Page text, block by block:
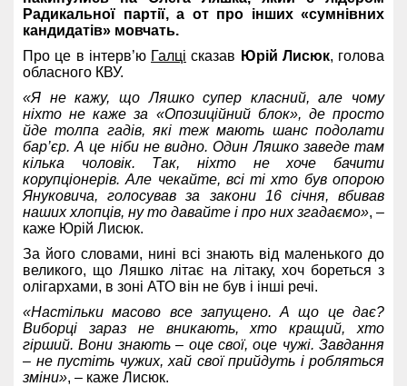
Радикальної партії, а от про інших «сумнівних
кандидатів» мовчать.
Про це в інтерв’ю Галці сказав Юрій Лисюк, голова
обласного КВУ.
«Я не кажу, що Ляшко супер класний, але чому
ніхто не каже за «Опозиційний блок», де просто
йде толпа гадів, які теж мають шанс подолати
бар’єр. А це ніби не видно. Один Ляшко заведе там
кілька чоловік. Так, ніхто не хоче бачити
корупціонерів. Але чекайте, всі ті хто був опорою
Януковича, голосував за закони 16 січня, вбивав
наших хлопців, ну то давайте і про них згадаємо», –
каже Юрій Лисюк.
За його словами, нині всі знають від маленького до
великого, що Ляшко літає на літаку, хоч бореться з
олігархами, в зоні АТО він не був і інші речі.
«Настільки масово все запущено. А що це дає?
Виборці зараз не вникають, хто кращий, хто
гірший. Вони знають – оце свої, оце чужі. Завдання
– не пустіть чужих, хай свої прийдуть і робляться
зміни», – каже Лисюк.